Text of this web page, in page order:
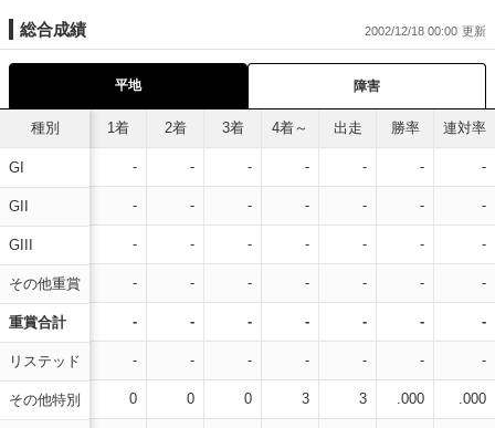
総合成績 2002/12/18 00:00
平地 障害
種別
GI
GII
GIII
その他重賞
重賞合計
リステッド
その他特別
1着 2着 3着 4着～ 出走 勝率 連対率
- - - - - - -
- - - - - - -
- - - - - - -
- - - - - - -
- - - - - - -
- - - - - - -
0 0 0 3 3 .000 .000